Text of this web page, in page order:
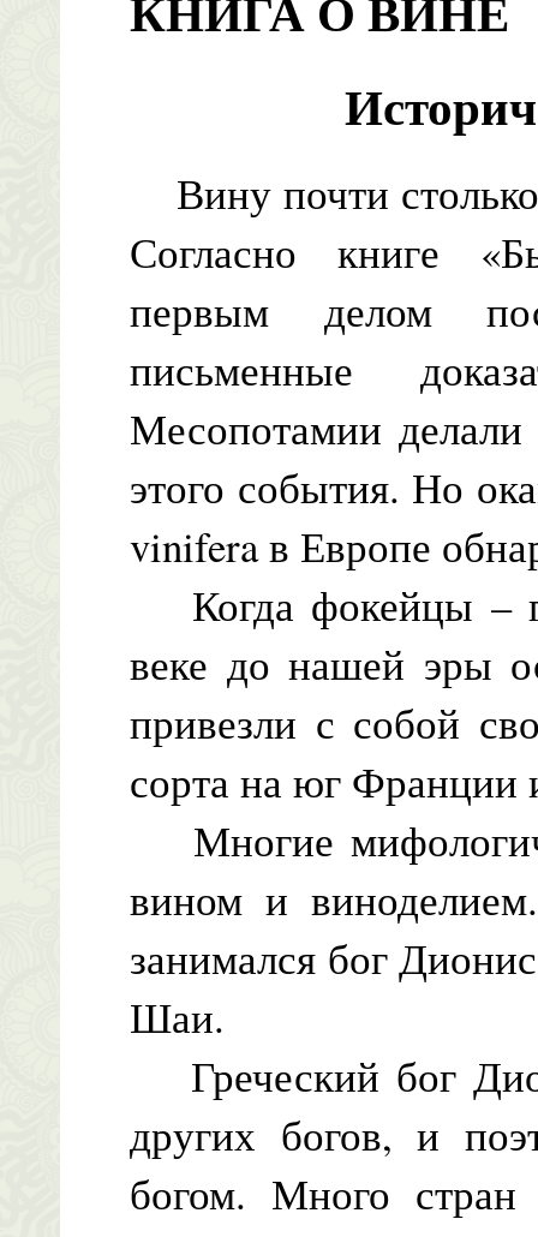
Вину почти
Согласно книге
первым делом
письменные
Месопотамии
этого события. Но
vinifera в Европе
Когда фокейцы –
веке до нашей эры
привезли с собой
сорта на юг
Многие
вином и
занимался бог
Шаи.
Греческий бог
других богов, и
богом. Много